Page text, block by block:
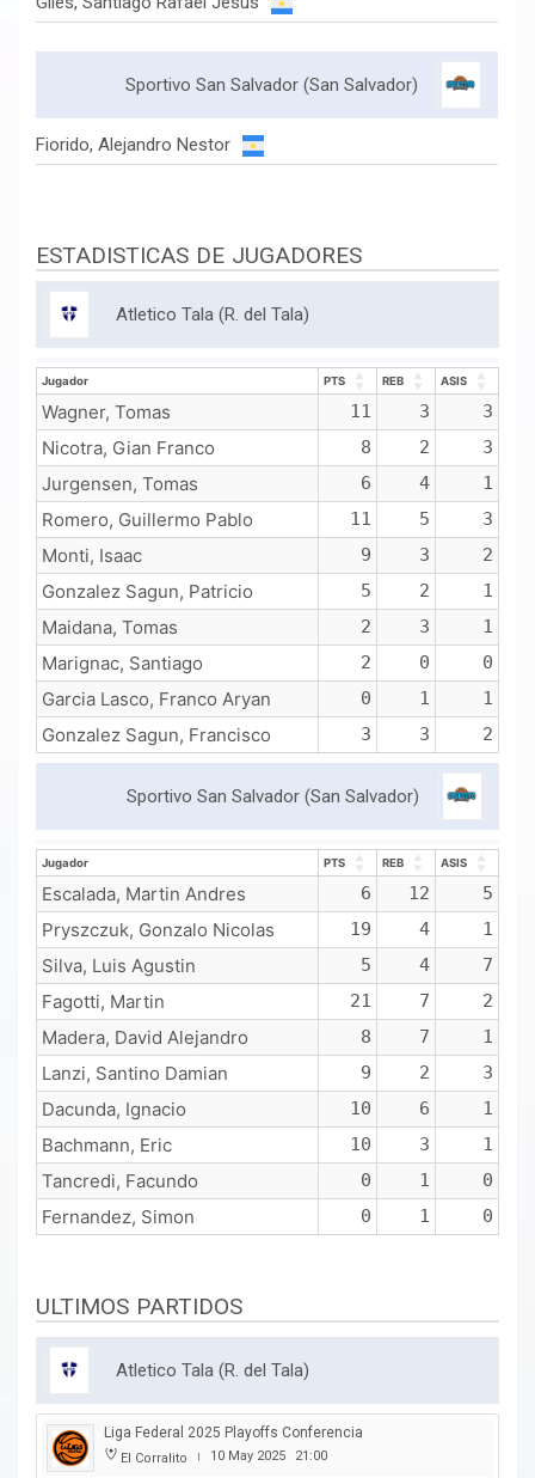
Sportivo San Salvador (San Salvador)
Fiorido, Alejandro Nestor
ESTADISTICAS DE JUGADORES
Atletico Tala (R. del Tala)
Jugador PTS REB
ASIS
Jugador
Wagner, Tomas 11 3 3
Nicotra, Gian Franco 8 2 3
Jurgensen, Tomas 6 4 1
Romero, Guillermo Pablo 11 5 3
Monti, Isaac 9 3 2
Gonzalez Sagun, Patricio 5 2 1
Maidana, Tomas 2 3 1
Marignac, Santiago 2 0 0
Garcia Lasco, Franco Aryan 0 1 1
Gonzalez Sagun, Francisco 3 3 2
Sportivo San Salvador (San Salvador)
Jugador PTS REB
ASIS
Jugador
Escalada, Martin Andres 6 12 5
Pryszczuk, Gonzalo Nicolas 19 4 1
Silva, Luis Agustin 5 4 7
Fagotti, Martin 21 7 2
Madera, David Alejandro 8 7 1
Lanzi, Santino Damian 9 2 3
Dacunda, Ignacio 10 6 1
Bachmann, Eric 10 3 1
Tancredi, Facundo 0 1 0
Fernandez, Simon 0 1 0
ULTIMOS PARTIDOS
Atletico Tala (R. del Tala)
Liga Federal 2025 Playoffs Conferencia
El Corralito | 10 May 2025 21:00